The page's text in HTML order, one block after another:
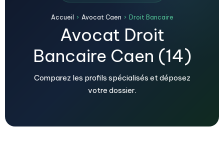
Accueil › Avocat Caen › Droit Bancaire
Avocat Droit
Bancaire Caen (14)
Comparez les profils spécialisés et déposez
votre dossier.